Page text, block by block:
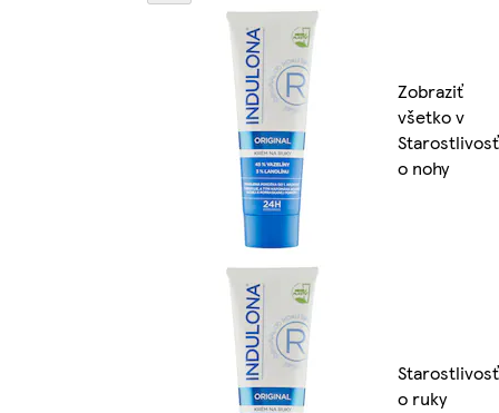
Zobraziť
všetko v
Starostlivosť
o nohy
Starostlivosť
o ruky